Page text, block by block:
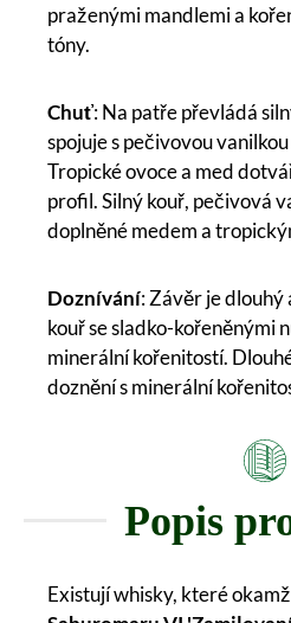
praženými mandlemi a
tóny.
Chuť: Na patře převládá
spojuje s pečivovou
Tropické ovoce a med
profil. Silný kouř, pečivová
doplněné medem a
Doznívání: Závěr je
kouř se sladko-kořeněnými
minerální kořenitostí.
doznění s minerální
Popis
Existují whisky, které